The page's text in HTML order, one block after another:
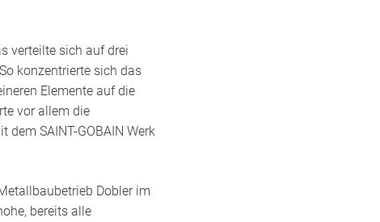
verteilte sich auf drei
konzentrierte sich das
Elemente auf die
vor allem die
SAINT-GOBAIN Werk
Dobler im
bereits alle